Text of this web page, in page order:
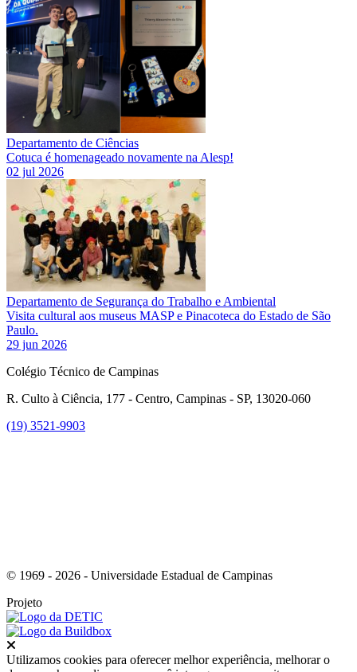
Departamento de Ciências
Cotuca é homenageado novamente na Alesp!
02 jul 2026
Departamento de Segurança do Trabalho e Ambiental
Visita cultural aos museus MASP e Pinacoteca do Estado de São
Paulo.
29 jun 2026
Colégio Técnico de Campinas
R. Culto à Ciência, 177 - Centro, Campinas - SP, 13020-060
(19) 3521-9903
© 1969 - 2026 - Universidade Estadual de Campinas
Projeto
Utilizamos cookies para oferecer melhor experiência, melhorar o